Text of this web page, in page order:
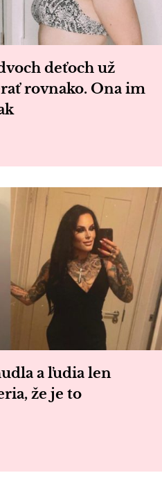
deťoch už
rovnako. Ona im
a ľudia len
že je to